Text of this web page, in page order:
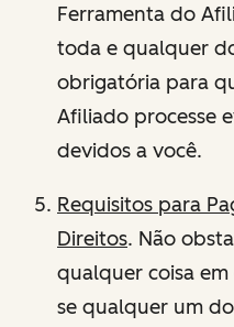
Ferramenta do
toda e qualquer
obrigatória para
Afiliado processe
devidos a você.
Requisitos para
Direitos. Não
qualquer coisa
se qualquer um